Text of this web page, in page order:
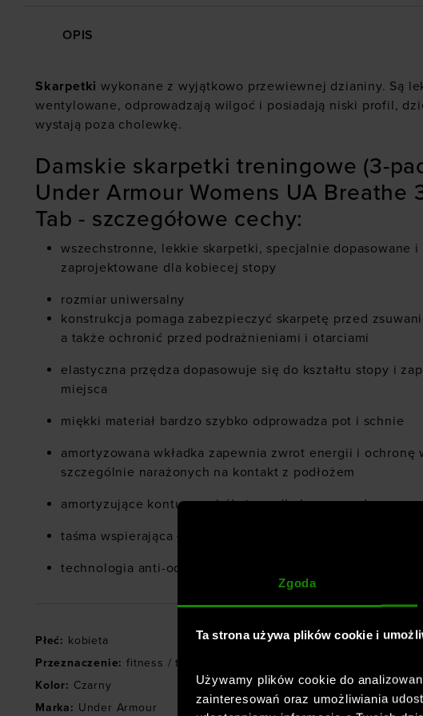
Zgoda
Ta strona używa plików cookie i
Używamy plików cookie do
zainteresowań oraz umożliwiania
OPIS
Skarpetki wykonane z wyjątkowo przewiewnej dzianiny. Są
wentylowane, odprowadzają wilgoć i posiadają niski profil,
wystają poza cholewkę.
Damskie skarpetki treningowe (3-
Under Armour Womens UA Breathe
Tab - szczegółowe cechy:
wszechstronne, lekkie skarpetki, specjalnie dopasowane i
zaprojektowane dla kobiecej stopy
rozmiar uniwersalny
konstrukcja pomaga zabezpieczyć skarpetę przed
a także ochronić przed podrażnieniami i otarciami
elastyczna przędza dopasowuje się do kształtu stopy i
miejsca
miękki materiał bardzo szybko odprowadza pot i schnie
amortyzowana wkładka zapewnia zwrot energii i ochronę
szczególnie narażonych na kontakt z podłożem
amortyzujące kontury wokół stopy dla lepszego
taśma wspierająca łuk pomaga zmniejszyć zmęczenie stopy
technologia anti-odor zmniejsza nieprzyjemny zapach w
Płeć: kobieta
Przeznaczenie: fitness / trening
Kolor: Czarny
Marka: Under Armour